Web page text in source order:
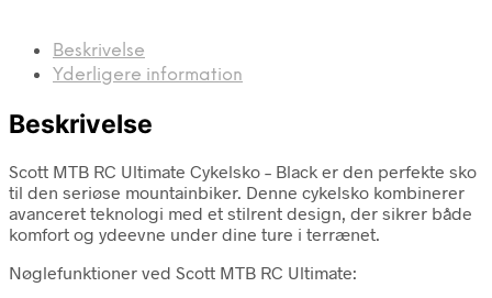
Beskrivelse
Yderligere information
Beskrivelse
Scott MTB RC Ultimate Cykelsko – Black er den perfekte sko
til den seriøse mountainbiker. Denne cykelsko kombinerer
avanceret teknologi med et stilrent design, der sikrer både
komfort og ydeevne under dine ture i terrænet.
Nøglefunktioner ved Scott MTB RC Ultimate: